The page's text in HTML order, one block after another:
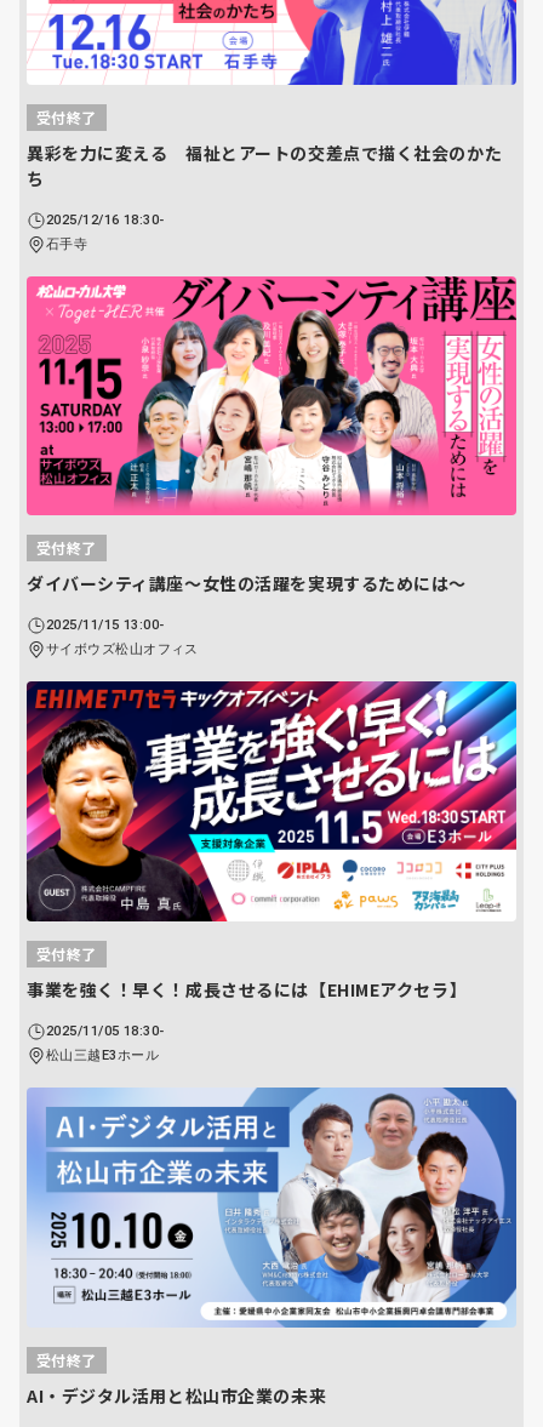
受付終了
異彩を力に変える 福祉とアートの交差点で描く社会のかた
ち
2025/12/16 18:30-
石手寺
受付終了
ダイバーシティ講座〜女性の活躍を実現するためには〜
2025/11/15 13:00-
サイボウズ松山オフィス
受付終了
事業を強く！早く！成長させるには【EHIMEアクセラ】
2025/11/05 18:30-
松山三越E3ホール
受付終了
AI・デジタル活用と松山市企業の未来